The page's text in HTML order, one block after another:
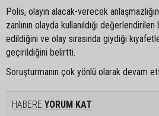
Polis, olayın alacak-verecek
zanlının olayda kullanıldığı
edildiğini ve olay sırasında giydiği
geçirildiğini belirtti.
Soruşturmanın çok yönlü olarak devam
HABERE YORUM KAT